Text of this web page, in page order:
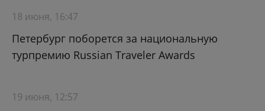
18 июня, 16:47
Петербург поборется за национальную
турпремию Russian Traveler Awards
19 июня, 12:57